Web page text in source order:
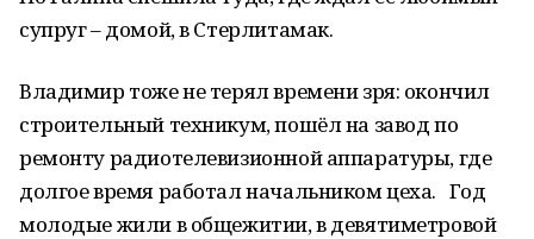
супруг – домой, в Стерлитамак.
Владимир тоже не терял времени зря: окончил
строительный техникум, пошёл на завод по
ремонту радиотелевизионной аппаратуры, где
долгое время работал начальником цеха. Год
молодые жили в общежитии, в девятиметровой